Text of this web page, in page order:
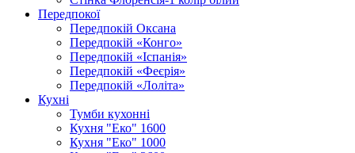
Передпокої
Передпокій Оксана
Передпокій «Конго»
Передпокій «Іспанія»
Передпокій «Феєрія»
Передпокій «Лоліта»
Кухні
Тумби кухонні
Кухня "Еко" 1600
Кухня "Еко" 1000